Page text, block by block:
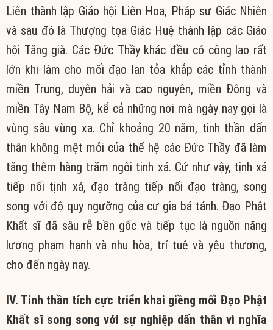
Liên thành lập Giáo hội Liên Hoa, Pháp sư Giác Nhiên
và sau đó là Thượng tọa Giác Huệ thành lập các Giáo
hội Tăng già. Các Đức Thầy khác đều có công lao rất
lớn khi làm cho mối đạo lan tỏa khắp các tỉnh thành
miền Trung, duyên hải và cao nguyên, miền Đông và
miền Tây Nam Bộ, kể cả những nơi mà ngày nay gọi là
vùng sâu vùng xa. Chỉ khoảng 20 năm, tinh thần dấn
thân không mệt mỏi của thế hệ các Đức Thầy đã làm
tăng thêm hàng trăm ngôi tịnh xá. Cứ như vậy, tịnh xá
tiếp nối tịnh xá, đạo tràng tiếp nối đạo tràng, song
song với độ quy ngưỡng của cư gia bá tánh. Đạo Phật
Khất sĩ đã sâu rễ bền gốc và tiếp tục là nguồn năng
lượng phạm hạnh và nhu hòa, trí tuệ và yêu thương,
cho đến ngày nay.
IV. Tinh thần tích cực triển khai giềng mối Đạo Phật
Khất sĩ song song với sự nghiệp dấn thân vì nghĩa